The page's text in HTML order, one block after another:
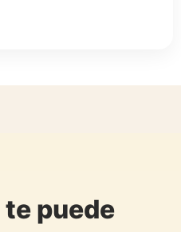
puede